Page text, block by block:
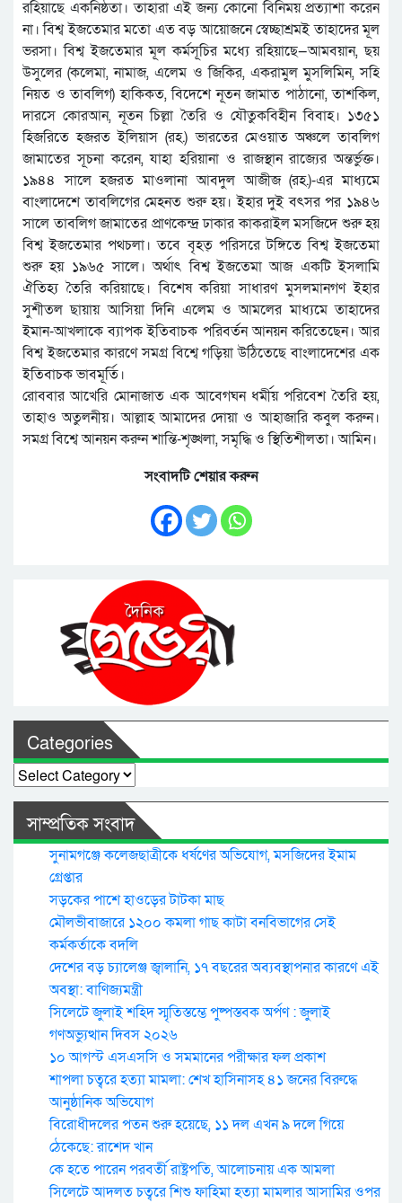
রহিয়াছে একনিষ্ঠতা। তাহারা এই জন্য কোনো বিনিময় প্রত্যাশা করেন
না। বিশ্ব ইজতেমার মতো এত বড় আয়োজনে স্বেচ্ছাশ্রমই তাহাদের মূল
ভরসা। বিশ্ব ইজতেমার মূল কর্মসূচির মধ্যে রহিয়াছে—আমবয়ান, ছয়
উসুলের (কলেমা, নামাজ, এলেম ও জিকির, একরামুল মুসলিমিন, সহি
নিয়ত ও তাবলিগ) হাকিকত, বিদেশে নূতন জামাত পাঠানো, তাশকিল,
দারসে কোরআন, নূতন চিল্লা তৈরি ও যৌতুকবিহীন বিবাহ। ১৩৫১
হিজরিতে হজরত ইলিয়াস (রহ.) ভারতের মেওয়াত অঞ্চলে তাবলিগ
জামাতের সূচনা করেন, যাহা হরিয়ানা ও রাজস্থান রাজ্যের অন্তর্ভুক্ত।
১৯৪৪ সালে হজরত মাওলানা আবদুল আজীজ (রহ.)-এর মাধ্যমে
বাংলাদেশে তাবলিগের মেহনত শুরু হয়। ইহার দুই বৎসর পর ১৯৪৬
সালে তাবলিগ জামাতের প্রাণকেন্দ্র ঢাকার কাকরাইল মসজিদে শুরু হয়
বিশ্ব ইজতেমার পথচলা। তবে বৃহত্ পরিসরে টঙ্গিতে বিশ্ব ইজতেমা
শুরু হয় ১৯৬৫ সালে। অর্থাৎ বিশ্ব ইজতেমা আজ একটি ইসলামি
ঐতিহ্য তৈরি করিয়াছে। বিশেষ করিয়া সাধারণ মুসলমানগণ ইহার
সুশীতল ছায়ায় আসিয়া দিনি এলেম ও আমলের মাধ্যমে তাহাদের
ইমান-আখলাকে ব্যাপক ইতিবাচক পরিবর্তন আনয়ন করিতেছেন। আর
বিশ্ব ইজতেমার কারণে সমগ্র বিশ্বে গড়িয়া উঠিতেছে বাংলাদেশের এক
ইতিবাচক ভাবমূর্তি।
রোববার আখেরি মোনাজাত এক আবেগঘন ধর্মীয় পরিবেশ তৈরি হয়,
তাহাও অতুলনীয়। আল্লাহ আমাদের দোয়া ও আহাজারি কবুল করুন।
সমগ্র বিশ্বে আনয়ন করুন শান্তি-শৃঙ্খলা, সমৃদ্ধি ও স্থিতিশীলতা। আমিন।
সংবাদটি শেয়ার করুন
Categories
Categories
সাম্প্রতিক সংবাদ
সুনামগঞ্জে কলেজছাত্রীকে ধর্ষণের অভিযোগ, মসজিদের ইমাম
গ্রেপ্তার
সড়কের পাশে হাওড়ের টাটকা মাছ
মৌলভীবাজারে ১২০০ কমলা গাছ কাটা বনবিভাগের সেই
কর্মকর্তাকে বদলি
দেশের বড় চ্যালেঞ্জ জ্বালানি, ১৭ বছরের অব্যবস্থাপনার কারণে এই
অবস্থা: বাণিজ্যমন্ত্রী
সিলেটে জুলাই শহিদ স্মৃতিস্তম্ভে পুষ্পস্তবক অর্পণ : জুলাই
গণঅভ্যুত্থান দিবস ২০২৬
১০ আগস্ট এসএসসি ও সমমানের পরীক্ষার ফল প্রকাশ
শাপলা চত্বরে হত্যা মামলা: শেখ হাসিনাসহ ৪১ জনের বিরুদ্ধে
আনুষ্ঠানিক অভিযোগ
বিরোধীদলের পতন শুরু হয়েছে, ১১ দল এখন ৯ দলে গিয়ে
ঠেকেছে: রাশেদ খান
কে হতে পারেন পরবর্তী রাষ্ট্রপতি, আলোচনায় এক আমলা
সিলেটে আদলত চত্বরে শিশু ফাহিমা হত্যা মামলার আসামির ওপর